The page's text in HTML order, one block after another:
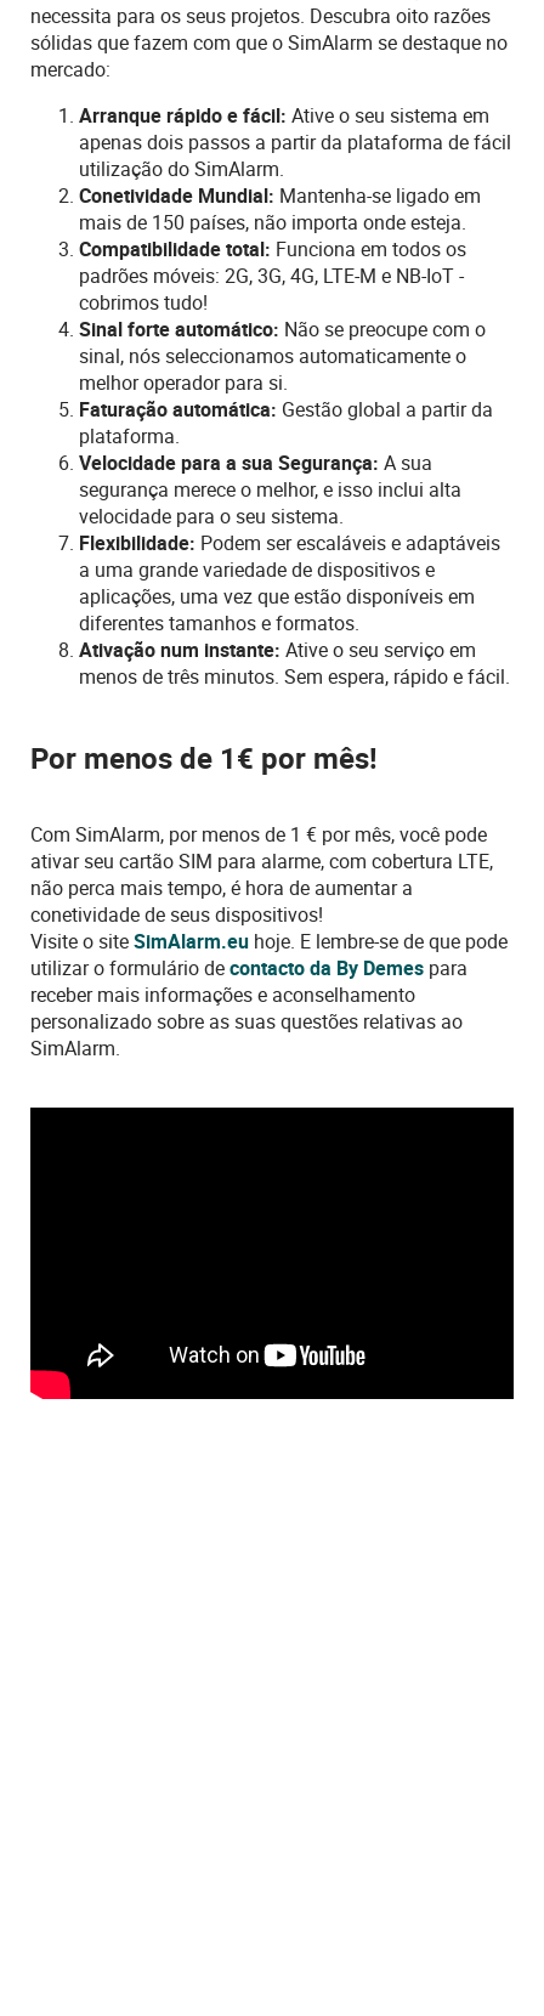
necessita para os seus projetos. Descubra oito razões
sólidas que fazem com que o SimAlarm se destaque no
mercado:
Arranque rápido e fácil: Ative o seu sistema em
apenas dois passos a partir da plataforma de fácil
utilização do SimAlarm.
Conetividade Mundial: Mantenha-se ligado em
mais de 150 países, não importa onde esteja.
Compatibilidade total: Funciona em todos os
padrões móveis: 2G, 3G, 4G, LTE-M e NB-IoT -
cobrimos tudo!
Sinal forte automático: Não se preocupe com o
sinal, nós seleccionamos automaticamente o
melhor operador para si.
Faturação automática: Gestão global a partir da
plataforma.
Velocidade para a sua Segurança: A sua
segurança merece o melhor, e isso inclui alta
velocidade para o seu sistema.
Flexibilidade: Podem ser escaláveis e adaptáveis
a uma grande variedade de dispositivos e
aplicações, uma vez que estão disponíveis em
diferentes tamanhos e formatos.
Ativação num instante: Ative o seu serviço em
menos de três minutos. Sem espera, rápido e fácil.
Por menos de 1€ por mês!
Com SimAlarm, por menos de 1 € por mês, você pode
ativar seu cartão SIM para alarme, com cobertura LTE,
não perca mais tempo, é hora de aumentar a
conetividade de seus dispositivos!
Visite o siteSimAlarm.eu hoje. E lembre-se de que pode
utilizar o formulário decontacto da By Demes para
receber mais informações e aconselhamento
personalizado sobre as suas questões relativas ao
SimAlarm.